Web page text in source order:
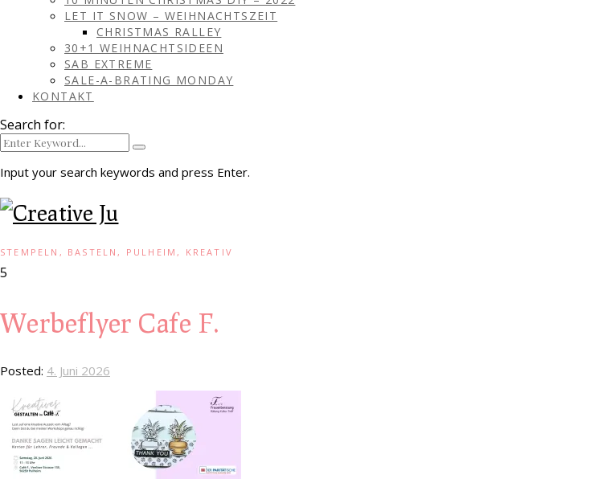
LET IT SNOW – WEIHNACHTSZEIT
CHRISTMAS RALLEY
30+1 WEIHNACHTSIDEEN
SAB EXTREME
SALE-A-BRATING MONDAY
KONTAKT
Search for:
Input your search keywords and press Enter.
STEMPELN, BASTELN, PULHEIM, KREATIV
5
Werbeflyer Cafe F.
Posted: 4. Juni 2026